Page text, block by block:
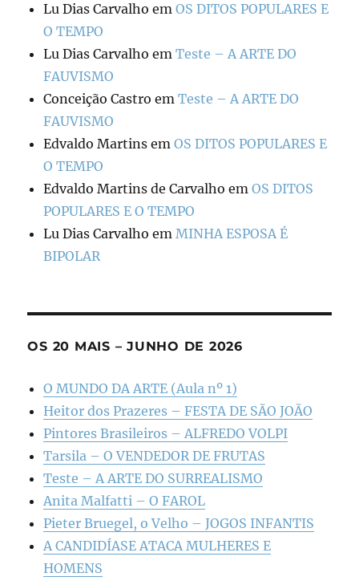
Lu Dias Carvalho emOS DITOS POPULARES E
O TEMPO
Lu Dias Carvalho emTeste – A ARTE DO
FAUVISMO
Conceição Castro emTeste – A ARTE DO
FAUVISMO
Edvaldo Martins emOS DITOS POPULARES E
O TEMPO
Edvaldo Martins de Carvalho emOS DITOS
POPULARES E O TEMPO
Lu Dias Carvalho emMINHA ESPOSA É
BIPOLAR
OS 20 MAIS – JUNHO DE 2026
O MUNDO DA ARTE (Aula nº 1)
Heitor dos Prazeres – FESTA DE SÃO JOÃO
Pintores Brasileiros – ALFREDO VOLPI
Tarsila – O VENDEDOR DE FRUTAS
Teste – A ARTE DO SURREALISMO
Anita Malfatti – O FAROL
Pieter Bruegel, o Velho – JOGOS INFANTIS
A CANDIDÍASE ATACA MULHERES E
HOMENS